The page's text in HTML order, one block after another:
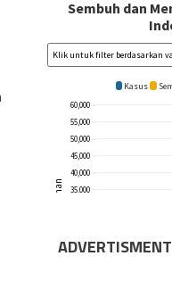
ADVERTISMENT